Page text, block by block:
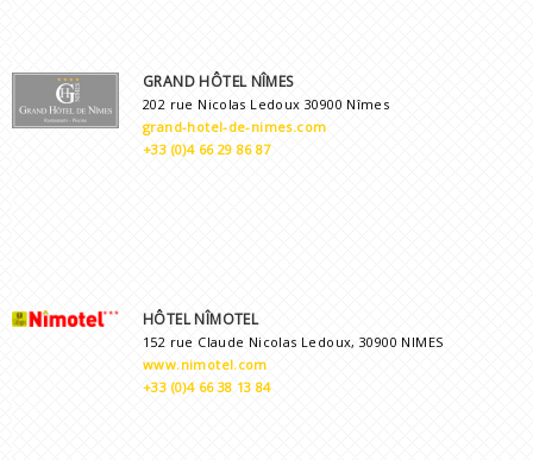
GRAND HÔTEL NÎMES
202 rue Nicolas Ledoux 30900 Nîmes
grand-hotel-de-nimes.com
+33 (0)4 66 29 86 87
HÔTEL NÎMOTEL
152 rue Claude Nicolas Ledoux, 30900 NIMES
www.nimotel.com
+33 (0)4 66 38 13 84